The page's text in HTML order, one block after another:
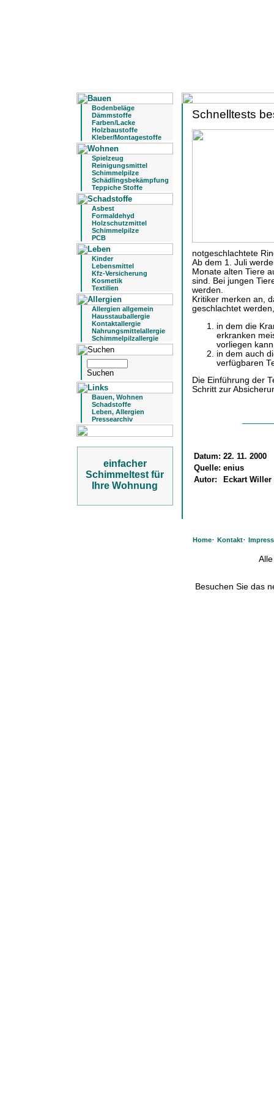
Bodenbeläge
Dämmstoffe
Farben/Lacke
Holzbaustoffe
Kleber/Montagestoffe
Spielzeug
Reinigungsmittel
Schimmelpilze
Schädlingsbekämpfung
Teppiche Stoffe
Asbest
Formaldehyd
Holzschutzmittel
Schimmelpilze
PCB
Kinder
Lebensmittel
Kfz-Versicherung
Kosmetik
Textilien
Allergien allgemein
Hausstauballergie
Kontaktallergie
Nahrungsmittelallergie
Schimmelpilzallergie
Bauen, Wohnen
Schadstoffe
Leben, Allergien
Pressearchiv
einfacher
Schimmeltest für
Ihre Wohnung
Schnelltests
notgeschlachtete
Ab dem 1. Juli
Monate alten Tiere
sind. Bei jungen
werden.
Kritiker merken an,
geschlachtet werden,
in dem die
erkranken
vorliegen
in dem auch
verfügbaren
Die Einführung der
Schritt zur
Datum: 22. 11. 2000
Quelle: enius
Autor:
Eckart
Home· Kontakt·
Besuchen Sie das